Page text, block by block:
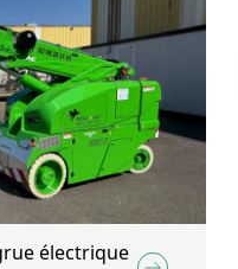
électrique